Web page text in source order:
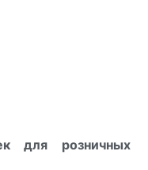
для розничных